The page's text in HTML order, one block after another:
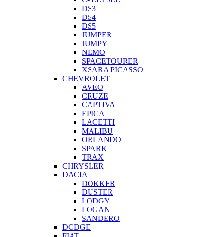
DS3
DS4
DS5
JUMPER
JUMPY
NEMO
SPACETOURER
XSARA PICASSO
CHEVROLET
AVEO
CRUZE
CAPTIVA
EPICA
LACETTI
MALIBU
ORLANDO
SPARK
TRAX
CHRYSLER
DACIA
DOKKER
DUSTER
LODGY
LOGAN
SANDERO
DODGE